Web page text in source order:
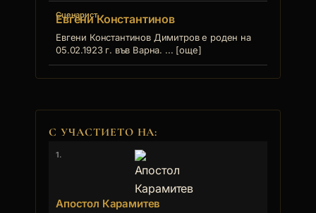
Сценарист
Евгени Константинов
Евгени Константинов Димитров е роден на
05.02.1923 г. във Варна. ... [още]
С УЧАСТИЕТО НА:
1.
Апостол Карамитев